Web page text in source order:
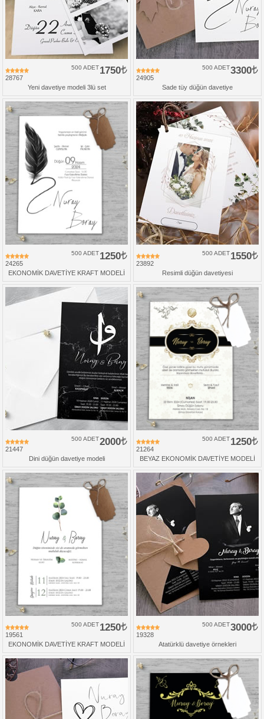
28767
1750
500 ADET
Yeni davetiye modeli 3lü set
24905
3300
500 ADET
Sade tüy düğün davetiye
24265
1250
500 ADET
EKONOMİK DAVETİYE KRAFT MODELİ
23892
1550
500 ADET
Resimli düğün davetiyesi
21447
2000
500 ADET
Dini düğün davetiye modeli
21264
1250
500 ADET
BEYAZ EKONOMİK DAVETİYE MODELİ
19561
1250
500 ADET
EKONOMİK DAVETİYE KRAFT MODELİ
19328
3000
500 ADET
Atatürklü davetiye örnekleri